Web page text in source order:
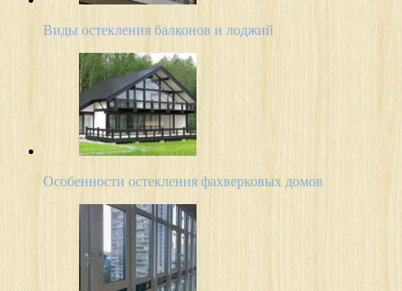
Виды остекления балконов и лоджий
Особенности остекления фахверковых домов